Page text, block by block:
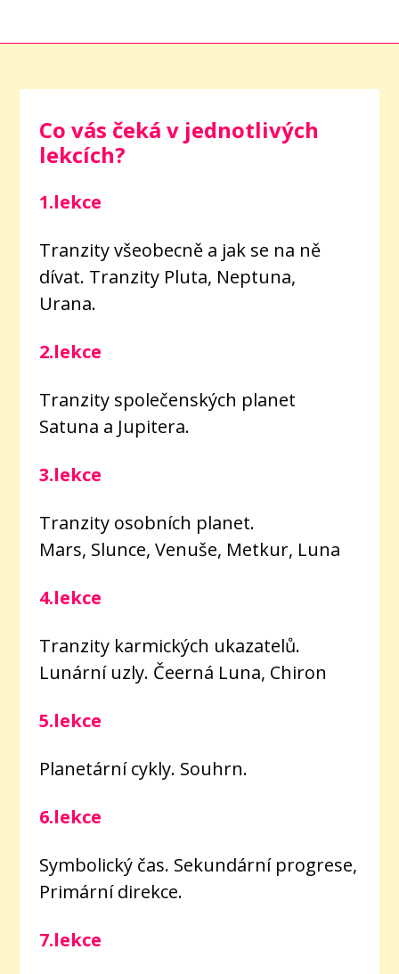
Co vás čeká v jednotlivých
lekcích?
1.lekce
Tranzity všeobecně a jak se na ně
dívat. Tranzity Pluta, Neptuna,
Urana.
2.lekce
Tranzity společenských planet
Satuna a Jupitera.
3.lekce
Tranzity osobních planet.
Mars, Slunce, Venuše, Metkur, Luna
4.lekce
Tranzity karmických ukazatelů.
Lunární uzly. Čeerná Luna, Chiron
5.lekce
Planetární cykly. Souhrn.
6.lekce
Symbolický čas. Sekundární progrese,
Primární direkce.
7.lekce